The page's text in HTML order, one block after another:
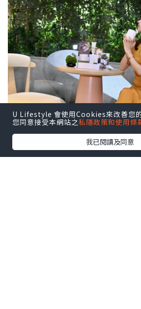
U Lifestyle 會使用Cookies來改善您
您同意接受本網站之私隱政策和使用條
我已閱讀及同意